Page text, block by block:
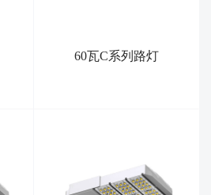
60瓦C系列路灯